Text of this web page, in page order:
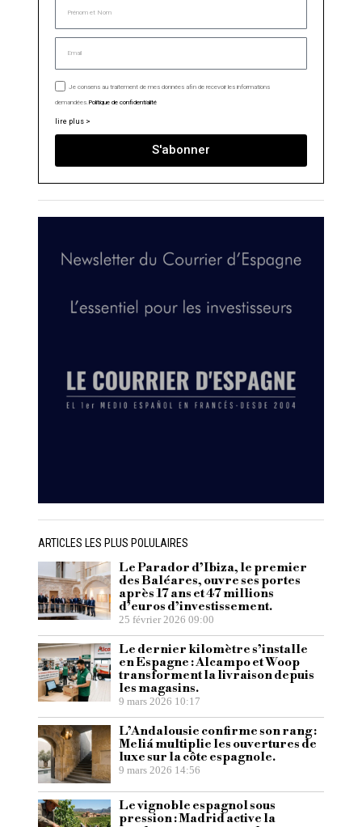
Je consens au traitement de mes données afin de recevoir les informations
demandées.Politique de confidentialité
lire plus >
S'abonner
ARTICLES LES PLUS POLULAIRES
Le Parador d’Ibiza, le premier
des Baléares, ouvre ses portes
après 17 ans et 47 millions
d’euros d’investissement.
25 février 2026 09:00
Le dernier kilomètre s’installe
en Espagne : Alcampo et Woop
transforment la livraison depuis
les magasins.
9 mars 2026 10:17
L’Andalousie confirme son rang :
Meliá multiplie les ouvertures de
luxe sur la côte espagnole.
9 mars 2026 14:56
Le vignoble espagnol sous
pression : Madrid active la